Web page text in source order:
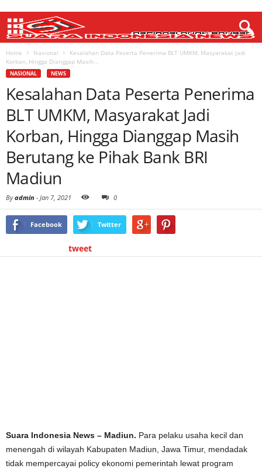
Home Nasional
Kesalahan Data Peserta Penerima BLT UMKM, Masyarakat Jadi
Korban, Hingga Dianggap Masih...
NASIONAL NEWS
Kesalahan Data Peserta Penerima
BLT UMKM, Masyarakat Jadi
Korban, Hingga Dianggap Masih
Berutang ke Pihak Bank BRI
Madiun
Byadmin - Jan 7, 2021 0
Facebook Twitter
tweet
Suara Indonesia News – Madiun. Para pelaku usaha kecil dan
menengah di wilayah Kabupaten Madiun, Jawa Timur, mendadak
tidak mempercayai policy ekonomi pemerintah lewat program